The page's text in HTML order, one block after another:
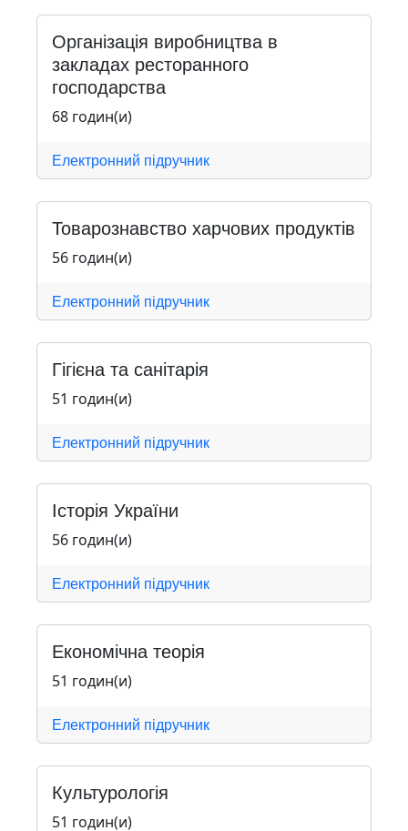
Організація виробництва в
закладах ресторанного
господарства
68 годин(и)
Електронний підручник
Товарознавство харчових продуктів
56 годин(и)
Електронний підручник
Гігієна та санітарія
51 годин(и)
Електронний підручник
Історія України
56 годин(и)
Електронний підручник
Економічна теорія
51 годин(и)
Електронний підручник
Культурологія
51 годин(и)